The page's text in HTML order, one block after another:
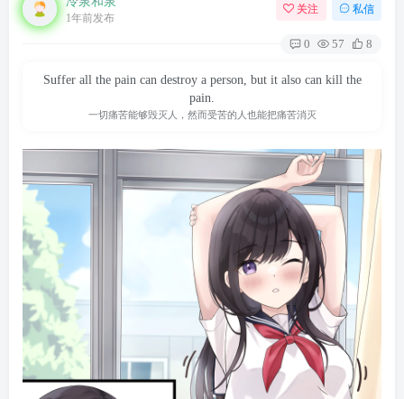
1年前发布
关注 私信
0 57 8
Suffer all the pain can destroy a person, but it also can kill the
pain.
一切痛苦能够毁灭人，然而受苦的人也能把痛苦消灭